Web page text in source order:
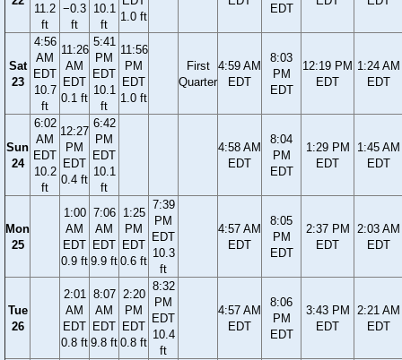
11.2
ft
−0.3
ft
10.1
ft
1.0 ft
EDT
Sat
23
4:56
AM
EDT
10.7
ft
11:26
AM
EDT
0.1 ft
5:41
PM
EDT
10.1
ft
11:56
PM
EDT
1.0 ft
First
Quarter
4:59 AM
EDT
8:03
PM
EDT
12:19 PM
EDT
1:24 AM
EDT
Sun
24
6:02
AM
EDT
10.2
ft
12:27
PM
EDT
0.4 ft
6:42
PM
EDT
10.1
ft
4:58 AM
EDT
8:04
PM
EDT
1:29 PM
EDT
1:45 AM
EDT
Mon
25
1:00
AM
EDT
0.9 ft
7:06
AM
EDT
9.9 ft
1:25
PM
EDT
0.6 ft
7:39
PM
EDT
10.3
ft
4:57 AM
EDT
8:05
PM
EDT
2:37 PM
EDT
2:03 AM
EDT
Tue
26
2:01
AM
EDT
0.8 ft
8:07
AM
EDT
9.8 ft
2:20
PM
EDT
0.8 ft
8:32
PM
EDT
10.4
ft
4:57 AM
EDT
8:06
PM
EDT
3:43 PM
EDT
2:21 AM
EDT